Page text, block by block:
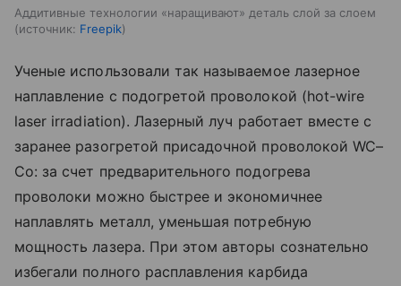
Аддитивные технологии «наращивают» деталь слой за слоем
источник: Freepik
Ученые использовали так называемое лазерное
наплавление с подогретой проволокой (hot-wire
laser irradiation). Лазерный луч работает вместе с
заранее разогретой присадочной проволокой WC–
Co: за счет предварительного подогрева
проволоки можно быстрее и экономичнее
наплавлять металл, уменьшая потребную
мощность лазера. При этом авторы сознательно
избегали полного расплавления карбида